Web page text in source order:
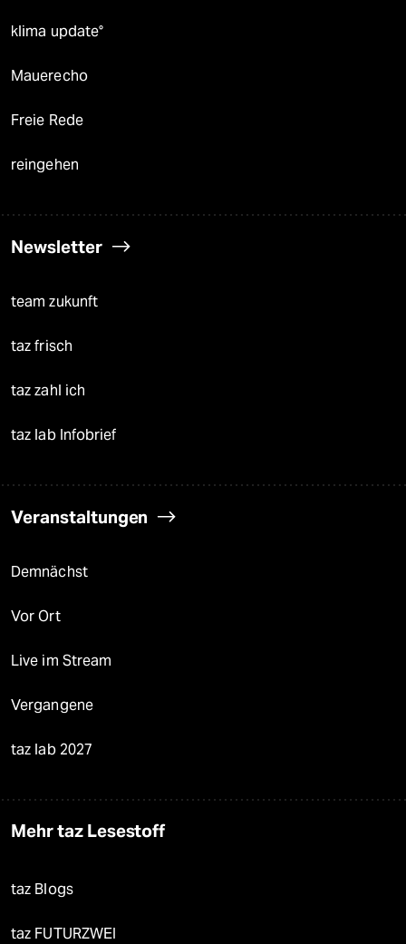
klima update°
Mauerecho
Freie Rede
reingehen
Newsletter
team zukunft
taz frisch
taz zahl ich
taz lab Infobrief
Veranstaltungen
Demnächst
Vor Ort
Live im Stream
Vergangene
taz lab 2027
Mehr taz Lesestoff
taz Blogs
taz FUTURZWEI